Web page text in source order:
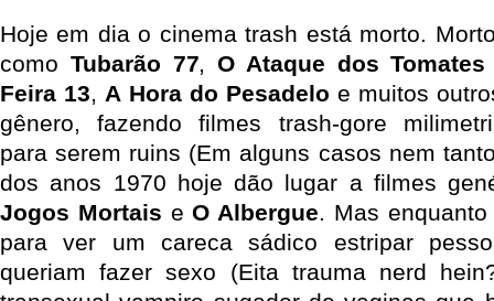
Hoje em dia o cinema trash está morto.
como Tubarão 77,O Ataque dos
Feira 13, A Hora do Pesadelo e muitos
gênero, fazendo filmes trash-gore
para serem ruins (Em alguns casos nem
dos anos 1970 hoje dão lugar a filmes
Jogos Mortais eO Albergue. Mas
para ver um careca sádico estripar
queriam fazer sexo (Eita trauma nerd